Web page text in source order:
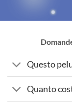
Questo
Quanto